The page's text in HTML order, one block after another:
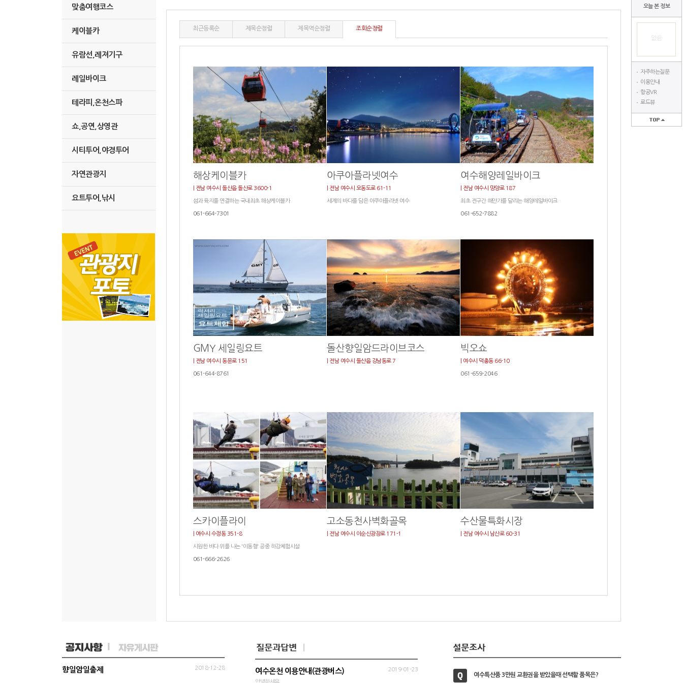
오늘 본 정보
없음
자주하는질문
이용안내
항공VR
로드뷰
맞춤여행코스
케이블카
유람선,레져기구
레일바이크
테라피,온천스파
쇼,공연,상영관
시티투어,야경투어
자연관광지
요트투어,낚시
최근등록순 제목순정렬 제목역순정렬 조회순정렬
해상케이블카
| 전남 여수시 돌산읍 돌산로 3600-1
섬과 육지를 연결하는 국내최초 해상케이블카
061-664-7301
아쿠아플라넷여수
| 전남 여수시 오동도로 61-11
세계의 바다를 담은 아쿠아플라넷 여수
여수해양레일바이크
| 전남 여수시 망양로 187
최초 전구간 해안가를 달리는 해양레일바이크
061-652-7882
GMY 세일링요트
| 전남 여수시 동문로 151
061-644-8761
돌산향일암드라이브코스
| 전남 여수시 돌산읍 강남동로 7
빅오쇼
| 여수시 덕충동 66-10
061-659-2046
스카이플라이
| 여수시 수정동 351-8
시원한 바다 위를 나는 '이동형' 공중 하강체험시설
061-666-2626
고소동천사벽화골목
| 전남 여수시 이순신광장로 171-1
수산물특화시장
| 전남 여수시 남산로 60-31
향일암일출제 2018-12-28 여수온천 이용안내(관광버스)
안녕하세요
2019-01-23
여수특산품 3만원 교환권을 받았을때 선택할 품목은?